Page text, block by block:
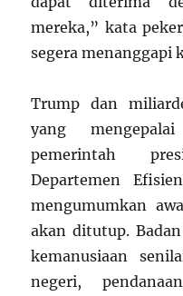
mereka,” kata
segera menanggapi
Trump dan
yang
pemerintah
Departemen
mengumumkan
akan ditutup.
kemanusiaan
negeri,